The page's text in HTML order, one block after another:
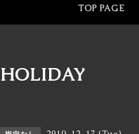
TOP PAGE
HOLIDAY